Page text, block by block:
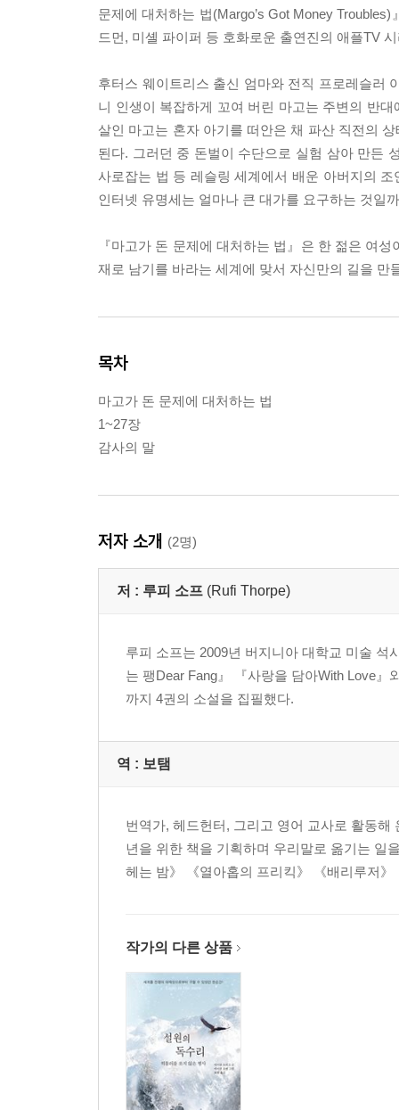
문제에 대처하는 법(Margo’s Got Money
드먼, 미셸 파이퍼 등 호화로운 출연진의 애플TV
후터스 웨이트리스 출신 엄마와 전직 프로레슬러
니 인생이 복잡하게 꼬여 버린 마고는 주변의 반
살인 마고는 혼자 아기를 떠안은 채 파산 직전의
된다. 그러던 중 돈벌이 수단으로 실험 삼아 만든
사로잡는 법 등 레슬링 세계에서 배운 아버지의
인터넷 유명세는 얼마나 큰 대가를 요구하는 것일
『마고가 돈 문제에 대처하는 법』은 한 젊은 여
재로 남기를 바라는 세계에 맞서 자신만의 길을 만
목차
마고가 돈 문제에 대처하는 법
1~27장
감사의 말
저자 소개 (2명)
저 : 루피 소프 (Rufi Thorpe)
루피 소프는 2009년 버지니아 대학교 미술 석
는 팽Dear Fang』 『사랑을 담아With Love
까지 4권의 소설을 집필했다.
역 : 보탬
번역가, 헤드헌터, 그리고 영어 교사로 활동
년을 위한 책을 기획하며 우리말로 옮기는 일
헤는 밤》 《열아홉의 프리킥》 《배리루저
작가의 다른 상품